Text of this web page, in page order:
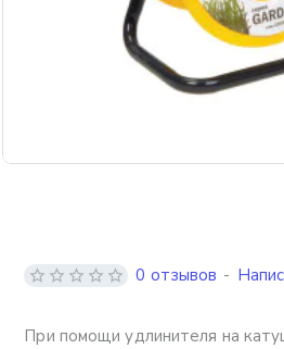
При помощи удлинителя на
0 отзывов -